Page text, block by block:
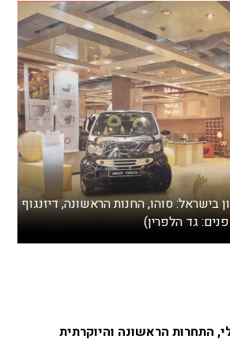
בישראל: סוהו, החנות הראשונה, דיזנגוף
התחרות הראשונה והיוקרתית